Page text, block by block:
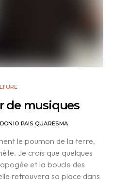
de musiques
PAIS QUARESMA
le poumon de la terre,
Je crois que quelques
et la boucle des
retrouvera sa place dans